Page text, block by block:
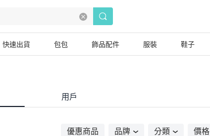
快速出貨 包包 飾品配件 服裝 鞋子
用戶
優惠商品 品牌 分類 價格